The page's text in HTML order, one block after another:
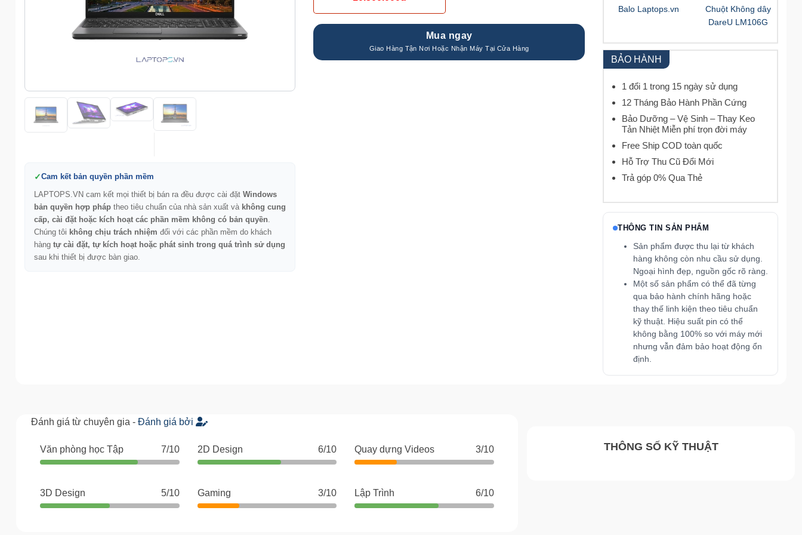
Cam kết bản quyền phần mềm
LAPTOPS.VN cam kết mọi thiết bị bán ra đều được cài đặt Windows
bản quyền hợp pháptheo tiêu chuẩn của nhà sản xuất và không cung
cấp, cài đặt hoặc kích hoạt các phần mềm không có bản quyền
Chúng tôi không chịu trách nhiệm đối với các phần mềm do khách
hàng tự cài đặt, tự kích hoạt hoặc phát sinh trong quá trình sử dụng
sau khi thiết bị được bàn giao.
Mua ngay
Balo Laptops.vn
Chuột Không dây
DareU LM106G
BẢO HÀNH
1 đổi 1 trong 15 ngày sử dụng
12 Tháng Bảo Hành Phần Cứng
Bảo Dưỡng – Vệ Sinh – Thay Keo
Tản Nhiệt Miễn phí trọn đời máy
Free Ship COD toàn quốc
Hỗ Trợ Thu Cũ Đổi Mới
Trả góp 0% Qua Thẻ
THÔNG TIN SẢN PHẨM
Sản phẩm được thu lại từ khách
hàng không còn nhu cầu sử dụng.
Ngoại hình đẹp, nguồn gốc rõ ràng.
Một số sản phẩm có thể đã từng
qua bảo hành chính hãng hoặc
thay thế linh kiện theo tiêu chuẩn
kỹ thuật. Hiệu suất pin có thể
không bằng 100% so với máy mới
nhưng vẫn đảm bảo hoạt động ổn
định.
Đánh giá từ chuyên gia - Đánh giá bởi
Văn phòng học Tập 7/10 2D Design 6/10 Quay dựng Videos 3/10
3D Design 5/10 Gaming 3/10 Lập Trình 6/10
THÔNG SỐ KỸ THUẬT